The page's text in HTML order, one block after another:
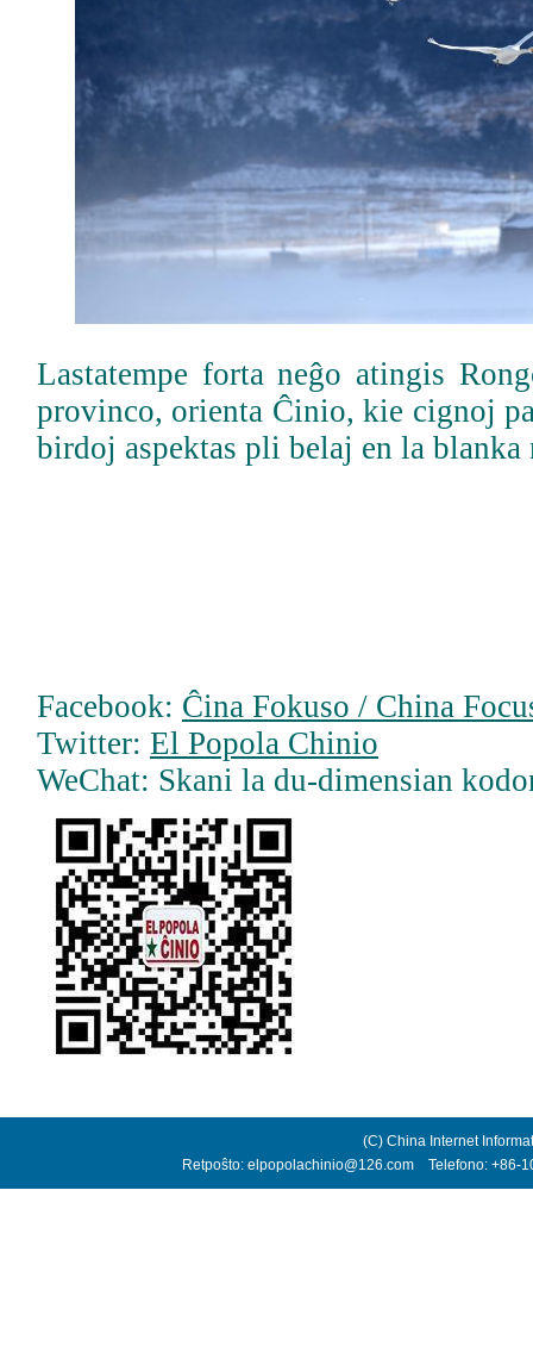
Lastatempe forta neĝo atingis
provinco, orienta Ĉinio, kie cignoj
birdoj aspektas pli belaj en la
Facebook: Ĉina Fokuso / China
Twitter: El Popola Chinio
WeChat: Skani la du-dimensian
(C) China Internet
Retpoŝto: elpopolachinio@126.com Telefono: +86-